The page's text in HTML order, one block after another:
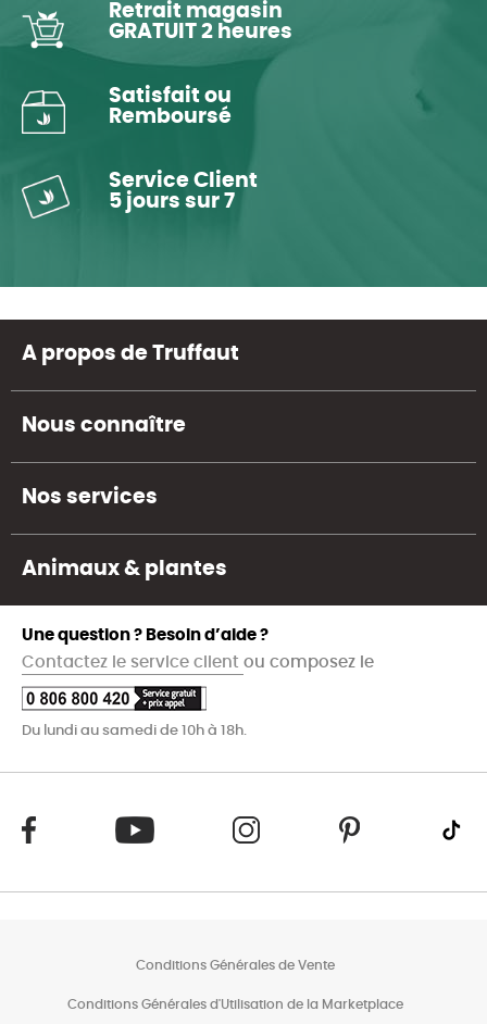
Retrait magasin
GRATUIT 2 heures
Satisfait ou
Remboursé
Service Client
5 jours sur 7
A propos de Truffaut
Nous connaître
Nos services
Animaux & plantes
Une question ? Besoin d’aide ?
Contactez le service client ou composez le
Du lundi au samedi de 10h à 18h.
Conditions Générales de Vente
Conditions Générales d'Utilisation de la Marketplace